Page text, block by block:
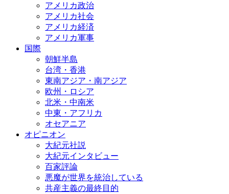
アメリカ政治
アメリカ社会
アメリカ経済
アメリカ軍事
国際
朝鮮半島
台湾・香港
東南アジア・南アジア
欧州・ロシア
北米・中南米
中東・アフリカ
オセアニア
オピニオン
大紀元社説
大紀元インタビュー
百家評論
悪魔が世界を統治している
共産主義の最終目的